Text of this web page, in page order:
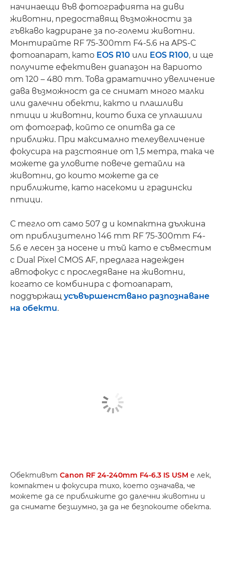
начинаещи във фотографията на диви
животни, предоставящ възможности за
гъвкаво кадриране за по-големи животни.
Монтирайте RF 75-300mm F4-5.6 на APS-C
фотоапарат, като EOS R10 или EOS R100, и ще
получите ефективен диапазон на вариото
от 120 – 480 mm. Това драматично увеличение
дава възможност да се снимат много малки
или далечни обекти, както и плашливи
птици и животни, които биха се уплашили
от фотограф, който се опитва да се
приближи. При максимално телеувеличение
фокусира на разстояние от 1,5 метра, така че
можете да уловите повече детайли на
животни, до които можете да се
приближите, като насекоми и градински
птици.
С тегло от само 507 g и компактна дължина
от приблизително 146 mm RF 75-300mm F4-
5.6 е лесен за носене и тъй като е съвместим
с Dual Pixel CMOS AF, предлага надежден
автофокус с проследяване на животни,
когато се комбинира с фотоапарат,
поддържащ усъвършенствано разпознаване
на обекти.
Обективът Canon RF 24-240mm F4-6.3 IS USM е лек,
компактен и фокусира тихо, което означава, че
можете да се приближите до далечни животни и
да снимате безшумно, за да не безпокоите обекта.